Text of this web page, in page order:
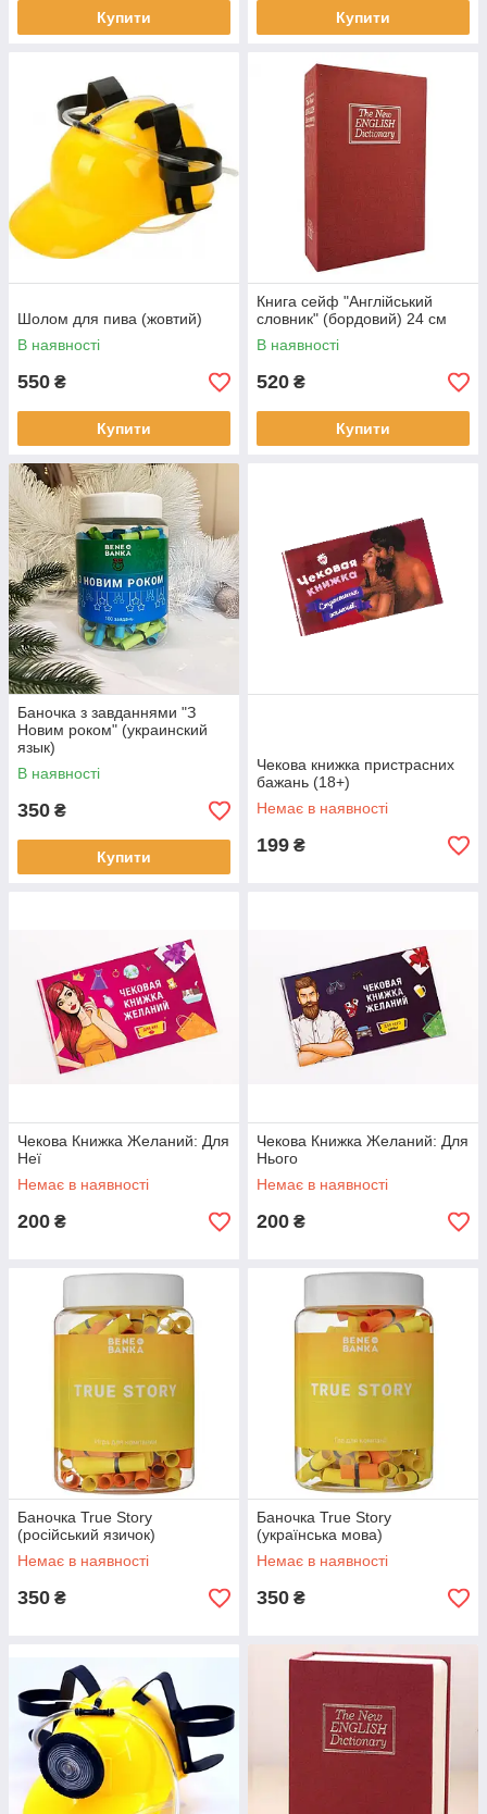
Купити Купити
Шолом для пива (жовтий)
В наявності
550 ₴
Купити
Книга сейф "Англійський
словник" (бордовий) 24 см
В наявності
520 ₴
Купити
Баночка з завданнями "З
Новим роком" (украинский
язык)
В наявності
350 ₴
Купити
Чекова книжка пристрасних
бажань (18+)
Немає в наявності
199 ₴
Чекова Книжка Желаний: Для
Неї
Немає в наявності
200 ₴
Чекова Книжка Желаний: Для
Нього
Немає в наявності
200 ₴
Баночка True Story
(російський язичок)
Немає в наявності
350 ₴
Баночка True Story
(українська мова)
Немає в наявності
350 ₴